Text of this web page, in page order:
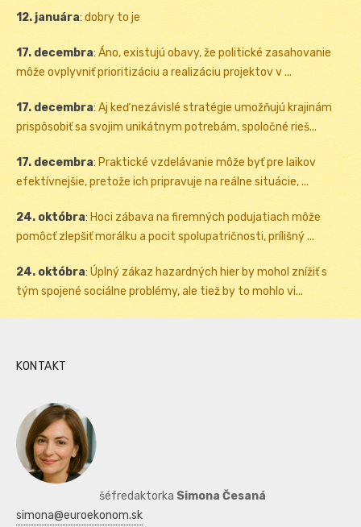
12. januára: dobry to je
17. decembra: Áno, existujú obavy, že politické zasahovanie
môže ovplyvniť prioritizáciu a realizáciu projektov v ...
17. decembra: Aj keď nezávislé stratégie umožňujú krajinám
prispôsobiť sa svojim unikátnym potrebám, spoločné rieš...
17. decembra: Praktické vzdelávanie môže byť pre laikov
efektívnejšie, pretože ich pripravuje na reálne situácie, ...
24. októbra: Hoci zábava na firemných podujatiach môže
pomôcť zlepšiť morálku a pocit spolupatričnosti, prílišný ...
24. októbra: Úplný zákaz hazardných hier by mohol znížiť s
tým spojené sociálne problémy, ale tiež by to mohlo vi...
KONTAKT
šéfredaktorka Simona Česaná
simona@euroekonom.sk